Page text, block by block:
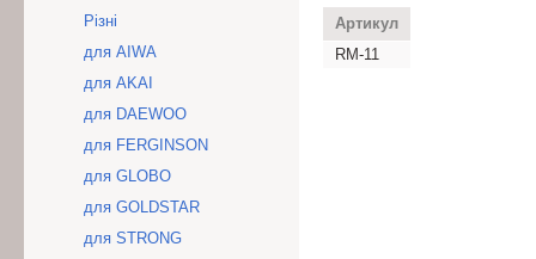
Різні
для AIWA
для AKAI
для DAEWOO
для FERGINSON
для GLOBO
для GOLDSTAR
для STRONG
Артикул
RM-11